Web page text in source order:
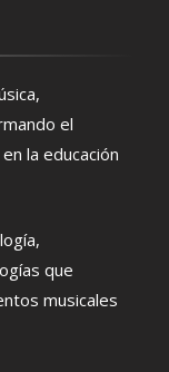
el
la educación
que
musicales